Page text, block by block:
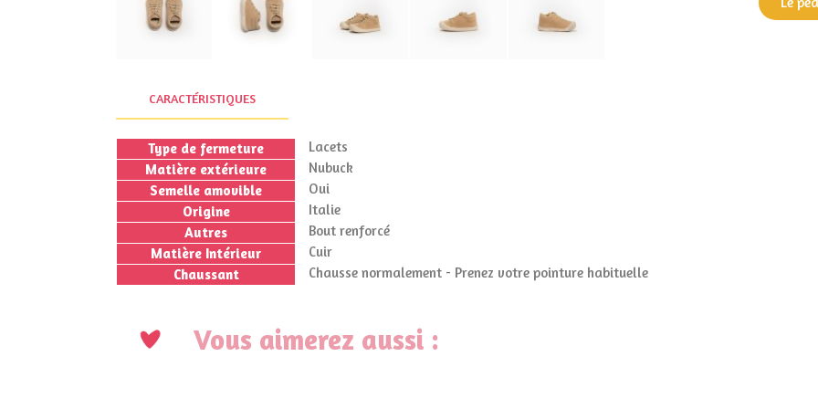
CARACTÉRISTIQUES
Type de fermeture
Lacets
Matière extérieure
Nubuck
Semelle amovible
Oui
Origine
Italie
Autres
Bout renforcé
Matière Intérieur
Cuir
Chaussant
Chausse normalement - Prenez votre pointure habituelle
Vous aimerez aussi :